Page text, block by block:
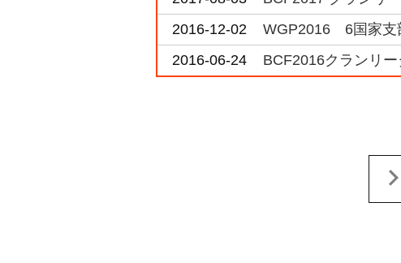
2016-12-02
WGP2016 6国家支
2016-06-24
BCF2016クランリ